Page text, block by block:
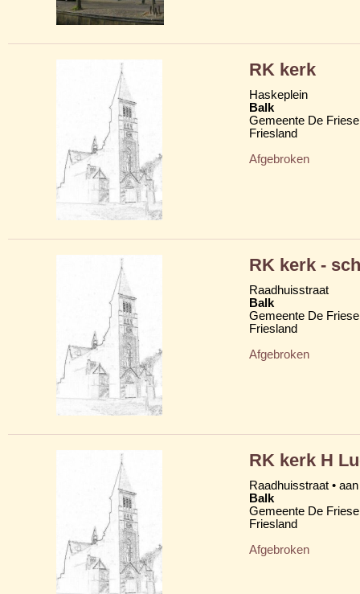
RK kerk
Haskeplein
Balk
Gemeente De
Friesland
Afgebroken
RK kerk -
Raadhuisstraat
Balk
Gemeente De
Friesland
Afgebroken
RK kerk H
Raadhuisstraat •
Balk
Gemeente De
Friesland
Afgebroken